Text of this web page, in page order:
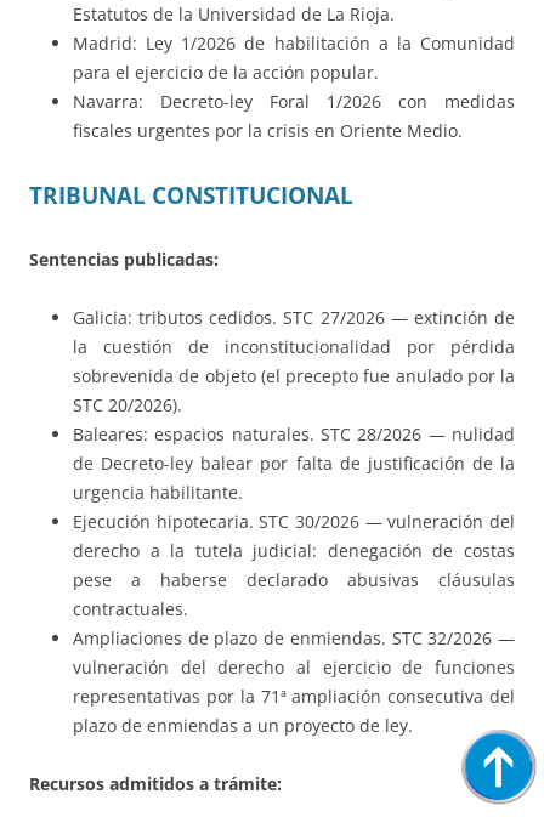
Estatutos de la Universidad de La Rioja.
Madrid: Ley 1/2026 de habilitación a la Comunidad
para el ejercicio de la acción popular.
Navarra: Decreto-ley Foral 1/2026 con medidas
fiscales urgentes por la crisis en Oriente Medio.
TRIBUNAL CONSTITUCIONAL
Sentencias publicadas:
Galicia: tributos cedidos. STC 27/2026 — extinción de
la cuestión de inconstitucionalidad por pérdida
sobrevenida de objeto (el precepto fue anulado por la
STC 20/2026).
Baleares: espacios naturales. STC 28/2026 — nulidad
de Decreto-ley balear por falta de justificación de la
urgencia habilitante.
Ejecución hipotecaria. STC 30/2026 — vulneración del
derecho a la tutela judicial: denegación de costas
pese a haberse declarado abusivas cláusulas
contractuales.
Ampliaciones de plazo de enmiendas. STC 32/2026 —
vulneración del derecho al ejercicio de funciones
representativas por la 71ª ampliación consecutiva del
plazo de enmiendas a un proyecto de ley.
Recursos admitidos a trámite: